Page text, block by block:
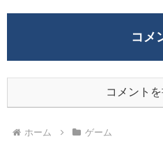
コメ
コメント
ホーム ゲーム